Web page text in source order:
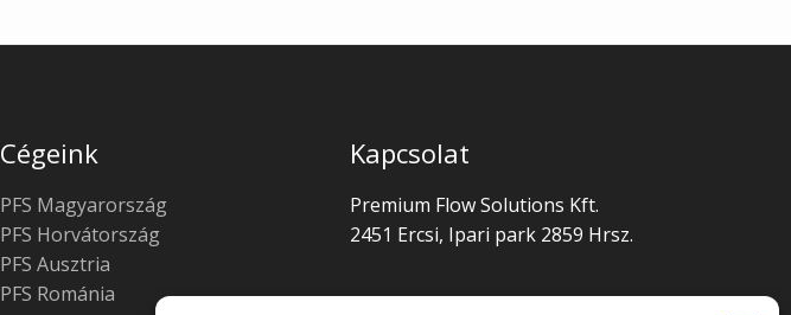
Cégeink
PFS Magyarország
PFS Horvátország
PFS Ausztria
PFS Románia
Kapcsolat
Premium Flow Solutions Kft.
2451 Ercsi, Ipari park 2859 Hrsz.